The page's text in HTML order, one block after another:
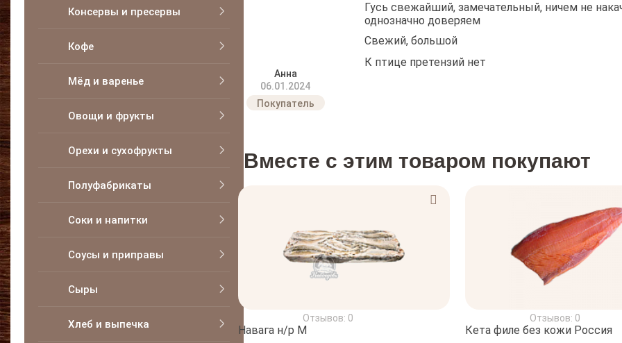
Консервы и пресервы
Кофе
Мёд и варенье
Овощи и фрукты
Орехи и сухофрукты
Полуфабрикаты
Соки и напитки
Соусы и приправы
Сыры
Хлеб и выпечка
Анна
06.01.2024
Гусь свежайший, замечательный, ничем не
однозначно доверяем
Свежий, большой
К птице претензий нет
Вместе с этим товаром покупают
Отзывов: 0
Навага н/р М
Отзывов: 0
Кета филе без кожи Россия